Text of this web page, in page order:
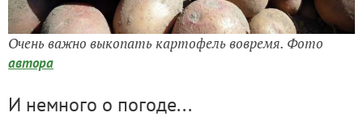
Очень важно выкопать картофель вовремя. Фото
автора
И немного о погоде...